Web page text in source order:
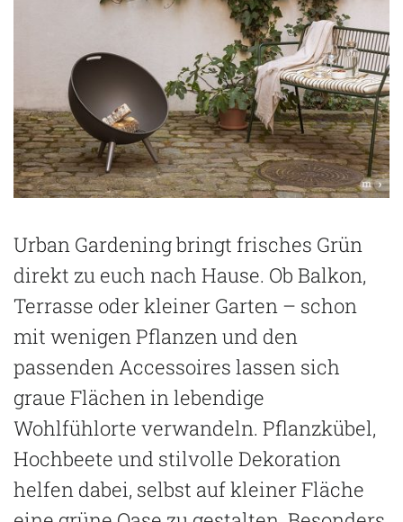
Urban Gardening bringt frisches Grün
direkt zu euch nach Hause. Ob Balkon,
Terrasse oder kleiner Garten – schon
mit wenigen Pflanzen und den
passenden Accessoires lassen sich
graue Flächen in lebendige
Wohlfühlorte verwandeln. Pflanzkübel,
Hochbeete und stilvolle Dekoration
helfen dabei, selbst auf kleiner Fläche